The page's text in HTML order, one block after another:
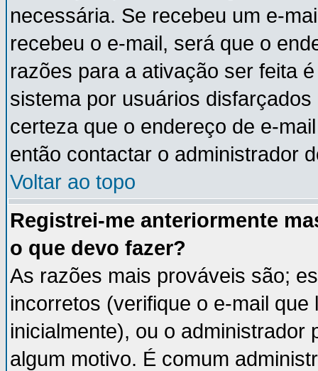
necessária. Se recebeu um e-
recebeu o e-mail, será que o
razões para a ativação ser feita
sistema por usuários
certeza que o endereço de e-
então contactar o administrador
Voltar ao topo
Registrei-me anteriormente
o que devo fazer?
As razões mais prováveis são;
incorretos (verifique o e-mail
inicialmente), ou o
algum motivo. É comum